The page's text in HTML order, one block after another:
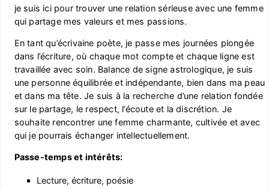
je suis ici pour trouver une relation sérieuse avec une femme
qui partage mes valeurs et mes passions.
En tant qu’écrivaine poète, je passe mes journées plongée
dans l’écriture, où chaque mot compte et chaque ligne est
travaillée avec soin. Balance de signe astrologique, je suis
une personne équilibrée et indépendante, bien dans ma peau
et dans ma tête. Je suis à la recherche d’une relation fondée
sur le partage, le respect, l’écoute et la discrétion. Je
souhaite rencontrer une femme charmante, cultivée et avec
qui je pourrais échanger intellectuellement.
Passe-temps et intérêts:
Lecture, écriture, poésie